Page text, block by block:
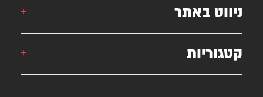
אורן: 052-6868777
krispincaravans@gmail.com
עצמונה 16, אזה"ת מישור אדומים
ניווט באתר
קרוואן
השירותים שלנו
קטגוריות